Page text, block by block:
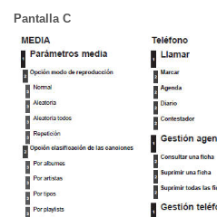
Pantalla C